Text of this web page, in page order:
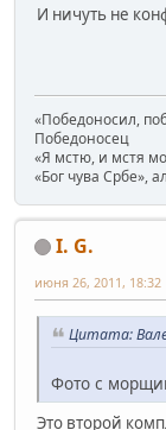
И ничуть не
«Победоносил,
Победоносец
«Я мстю, и мстя
«Бог чува Србе»,
I. G.
июня 26, 2011, 18:32
Цитата:
Фото с
Это второй